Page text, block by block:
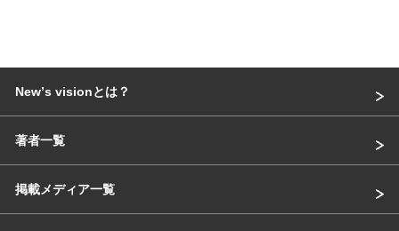
Newʼs visionとは？
著者一覧
掲載メディア一覧